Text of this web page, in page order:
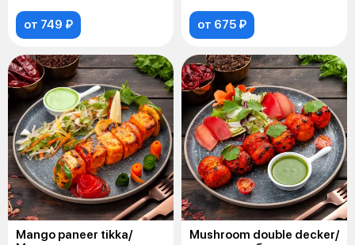
от 749 ₽ от 675 ₽
Mango paneer tikka/
Mushroom double decker/